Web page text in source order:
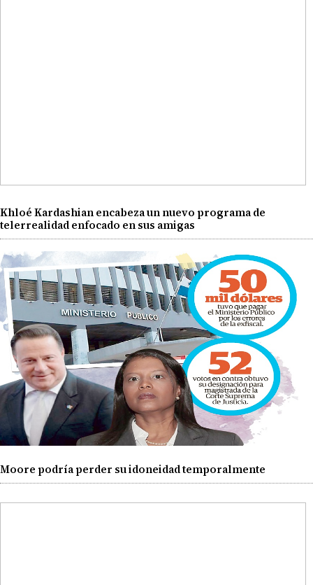
Khloé Kardashian encabeza un nuevo programa de
telerrealidad enfocado en sus amigas
Moore podría perder su idoneidad temporalmente